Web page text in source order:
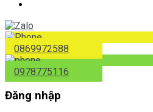
0869972588
0978775116
Đăng nhập